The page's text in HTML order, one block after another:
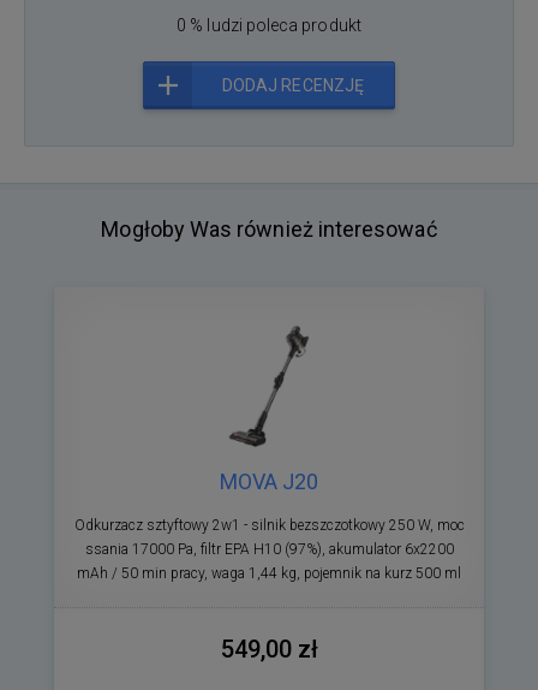
0 % ludzi poleca produkt
DODAJ RECENZJĘ
Mogłoby Was również interesować
MOVA J20
Odkurzacz sztyftowy 2w1 - silnik bezszczotkowy 250 W, moc
ssania 17000 Pa, filtr EPA H10 (97%), akumulator 6x2200
mAh / 50 min pracy, waga 1,44 kg, pojemnik na kurz 500 ml
549,00 zł